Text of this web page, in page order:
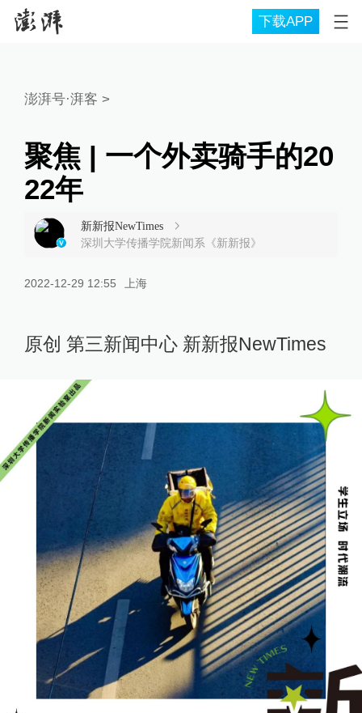
下载APP
澎湃号·湃客 >
聚焦 | 一个外卖骑手的20
22年
新新报NewTimes
深圳大学传播学院新闻系《新新报》
2022-12-29 12:55 上海
原创 第三新闻中心 新新报NewTimes